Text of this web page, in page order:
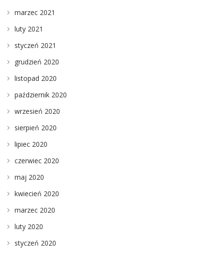
marzec 2021
luty 2021
styczeń 2021
grudzień 2020
listopad 2020
październik 2020
wrzesień 2020
sierpień 2020
lipiec 2020
czerwiec 2020
maj 2020
kwiecień 2020
marzec 2020
luty 2020
styczeń 2020